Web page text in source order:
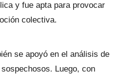
y fue apta para provocar
colectiva.
se apoyó en el análisis de
Luego, con